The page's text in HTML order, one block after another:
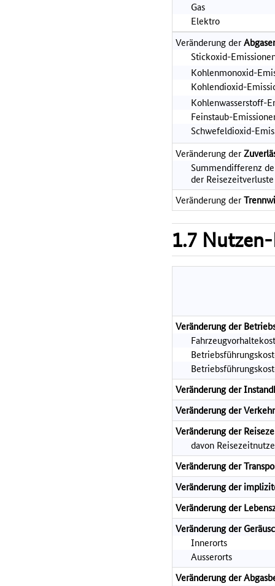
Gas
Elektro
Veränderung der
Stickoxid-
Kohlenmonoxid-
Kohlendioxid-
Kohlenwasserstoff-
Feinstaub-
Schwefeldioxid-
Veränderung der
Summendifferenz
der
Veränderung der
1.7
Veränderung der
Veränderung der
Veränderung der
Veränderung der
davon
Veränderung der
Veränderung der
Veränderung der
Veränderung der
Innerorts
Ausserorts
Veränderung der